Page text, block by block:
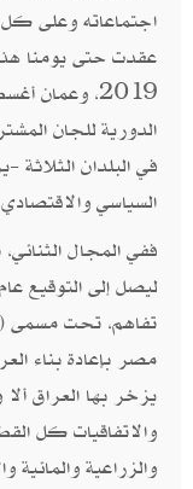
اجتماعاته وعلى كل
الدورية للجان
في البلدان
السياسي
ففي المجال
تفاهم، تحت مسمى
مصر بإعادة بناء
يزخر بها العراق
والاتفاقيات كل
والزراعية والمائية